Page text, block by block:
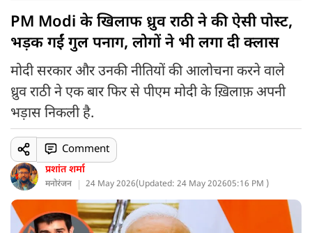
PM Modi के खिलाफ ध्रुव राठी ने की ऐसी पोस्ट,
भड़क गईं गुल पनाग, लोगों ने भी लगा दी क्लास
मोदी सरकार और उनकी नीतियों की आलोचना करने वाले
ध्रुव राठी ने एक बार फिर से पीएम मोदी के ख़िलाफ़ अपनी
भड़ास निकली है.
प्रशांत शर्मा
मनोरंजन 24 May 2026(Updated: 24 May 202605:16 PM )
Comment